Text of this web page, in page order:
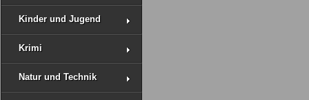
Kinder und Jugend
Krimi
Natur und Technik